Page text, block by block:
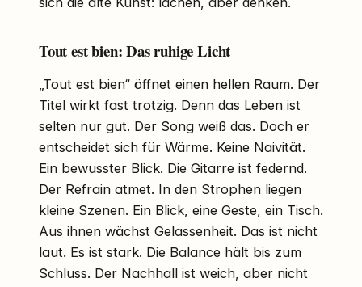
Tout est bien: Das ruhige Licht
„Tout est bien“ öffnet einen hellen Raum. Der
Titel wirkt fast trotzig. Denn das Leben ist
selten nur gut. Der Song weiß das. Doch er
entscheidet sich für Wärme. Keine Naivität.
Ein bewusster Blick. Die Gitarre ist federnd.
Der Refrain atmet. In den Strophen liegen
kleine Szenen. Ein Blick, eine Geste, ein Tisch.
Aus ihnen wächst Gelassenheit. Das ist nicht
laut. Es ist stark. Die Balance hält bis zum
Schluss. Der Nachhall ist weich, aber nicht